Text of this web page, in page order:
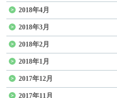
2018年4月
2018年3月
2018年2月
2018年1月
2017年12月
2017年11月